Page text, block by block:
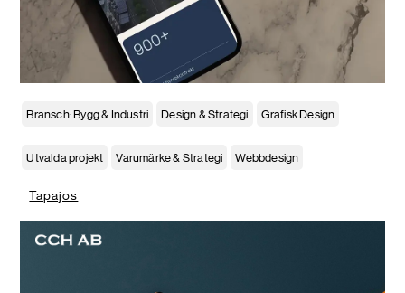
Bransch: Bygg & Industri Design & Strategi Grafisk Design
Utvalda projekt Varumärke & Strategi Webbdesign
Tapajos